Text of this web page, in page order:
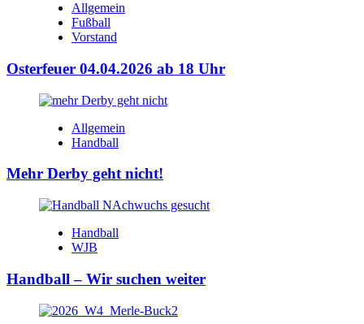
Allgemein
Fußball
Vorstand
Osterfeuer 04.04.2026 ab 18 Uhr
Allgemein
Handball
Mehr Derby geht nicht!
Handball
WJB
Handball – Wir suchen weiter